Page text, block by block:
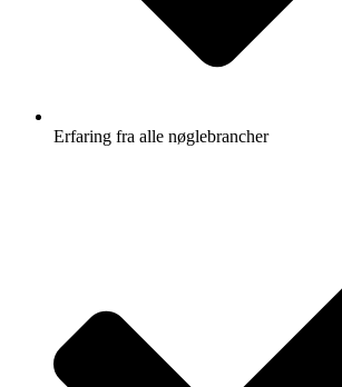
Erfaring fra alle nøglebrancher